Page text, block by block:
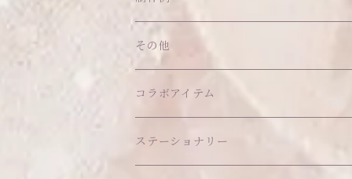
その他
お散歩バッグ
コインケース
カードケース
キーホルダー
その他
マット
ヘッドドレス Mサイズ
その他
その他
あこがれシリーズ
福音シリーズ
コラボアイテム
はるぽんの愛のつづき♡はるぽん生誕祭
ステーショナリー